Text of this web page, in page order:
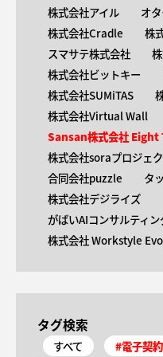
株式会社アイル
オ
株式会社Cradle
株
スマサテ株式会社
株式会社ビットキー
株式会社SUMiTAS
株式会社Virtual Wall
Sansan株式会社 Eight
株式会社soraプロジェ
合同会社puzzle
タ
株式会社デジライズ
がばいAIコンサルティ
株式会社 Workstyle
タグ検索
すべて #電子契約